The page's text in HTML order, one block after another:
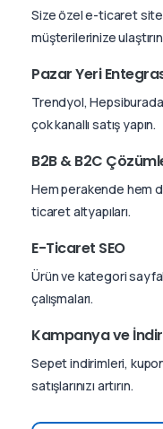
Size özel e-ticaret
müşterilerinize
Pazar Yeri
Trendyol,
çok kanallı satış yapın.
B2B & B2C
Hem perakende hem
ticaret altyapıları.
E-Ticaret SEO
Ürün ve kategori
çalışmaları.
Kampanya ve
Sepet indirimleri,
satışlarınızı artırın.